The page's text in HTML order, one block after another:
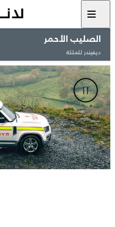
الصليب الأحمر
ديفيندر للملكة